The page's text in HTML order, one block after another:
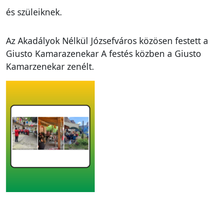
és szüleiknek.
Az Akadályok Nélkül Józsefváros közösen festett a
Giusto Kamarazenekar A festés közben a Giusto
Kamarzenekar zenélt.